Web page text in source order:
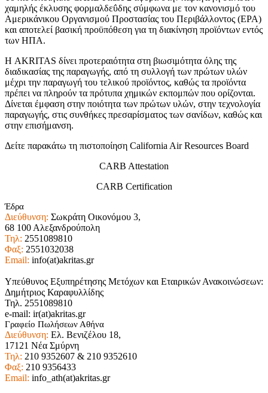
χαμηλής έκλυσης φορμαλδεΰδης σύμφωνα με τον κανονισμό του
Αμερικάνικου Οργανισμού Προστασίας του Περιβάλλοντος (EPA)
και αποτελεί βασική προϋπόθεση για τη διακίνηση προϊόντων εντός
των ΗΠΑ.
Η AKRITAS δίνει προτεραιότητα στη βιωσιμότητα όλης της
διαδικασίας της παραγωγής, από τη συλλογή των πρώτων υλών
μέχρι την παραγωγή του τελικού προϊόντος, καθώς τα προϊόντα
πρέπει να πληρούν τα πρότυπα χημικών εκπομπών που ορίζονται.
Δίνεται έμφαση στην ποιότητα των πρώτων υλών, στην τεχνολογία
παραγωγής, στις συνθήκες πρεσαρίσματος των σανίδων, καθώς και
στην επισήμανση.
Δείτε παρακάτω τη πιστοποίηση California Air Resources Board
CARB Attestation
CARB Certification
Έδρα
Διεύθυνση: Σωκράτη Οικονόμου 3,
68 100 Αλεξανδρούπολη
Τηλ: 2551089810
Φαξ: 2551032038
Email: info(at)akritas.gr
Υπεύθυνος Εξυπηρέτησης Μετόχων και Εταιρικών Ανακοινώσεων:
Δημήτριος Καραφυλλίδης
Τηλ. 2551089810
e-mail: ir(at)akritas.gr
Γραφείο Πωλήσεων Αθήνα
Διεύθυνση: Ελ. Βενιζέλου 18,
17121 Νέα Σμύρνη
Τηλ: 210 9352607 & 210 9352610
Φαξ: 210 9356433
Email: info_ath(at)akritas.gr